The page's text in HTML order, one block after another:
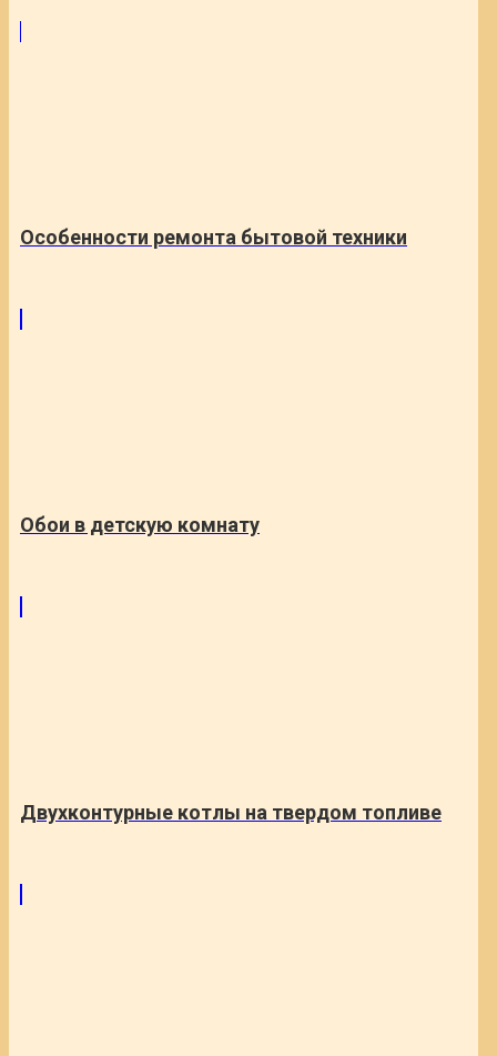
Особенности ремонта бытовой техники
Обои в детскую комнату
Двухконтурные котлы на твердом топливе